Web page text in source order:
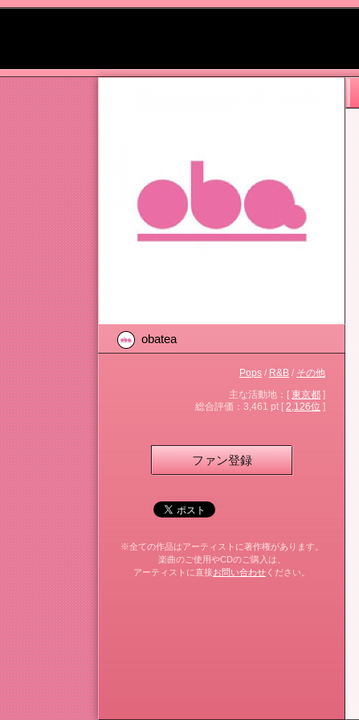
obatea
Pops / R&B / その他
主な活動地：[ 東京都 ]
総合評価：3,461 pt [ 2,126位 ]
ファン登録
※全ての作品はアーティストに著作権があります。
楽曲のご使用やCDのご購入は、
アーティストに直接お問い合わせ ください。